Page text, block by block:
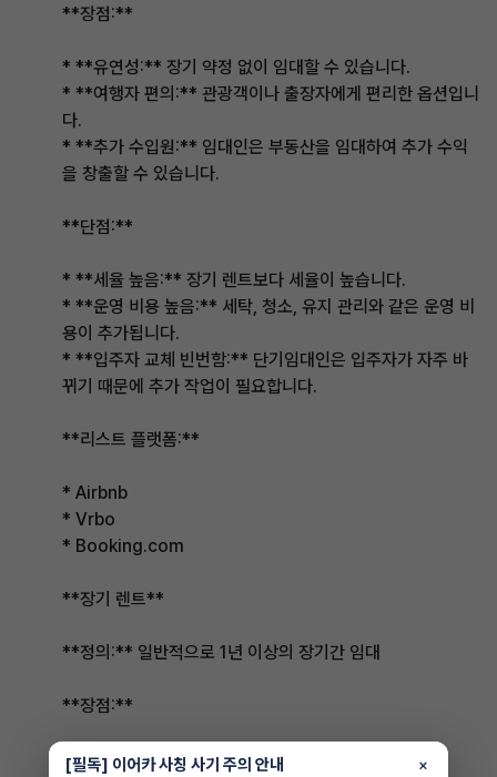
**장점:**
* **유연성:** 장기 약정 없이 임대할 수 있습니다.
* **여행자 편의:** 관광객이나 출장자에게 편리한 옵션입니
다.
* **추가 수입원:** 임대인은 부동산을 임대하여 추가 수익
을 창출할 수 있습니다.
**단점:**
* **세율 높음:** 장기 렌트보다 세율이 높습니다.
* **운영 비용 높음:** 세탁, 청소, 유지 관리와 같은 운영 비
용이 추가됩니다.
* **입주자 교체 빈번함:** 단기임대인은 입주자가 자주 바
뀌기 때문에 추가 작업이 필요합니다.
**리스트 플랫폼:**
* Airbnb
* Vrbo
* Booking.com
**장기 렌트**
**정의:** 일반적으로 1년 이상의 장기간 임대
**장점:**
* **세율 낮음:** 단기 렌트보다 세율이 낮습니다.
[필독] 이어카 사칭 사기 주의 안내 ×